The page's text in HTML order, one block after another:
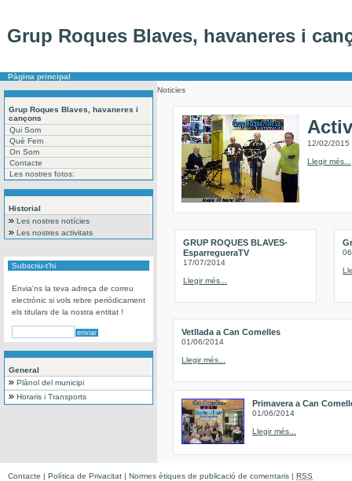
Grup Roques Blaves, havaneres i
Pàgina principal
Grup Roques Blaves, havaneres i
cançons
Qui Som
Què Fem
On Som
Contacte
Les nostres fotos:
Historial
Les nostres notícies
Les nostres activitats
Subscriu-t'hi
Envia'ns la teva adreça de correu
electrònic si vols rebre periòdicament
els titulars de la nostra entitat !
General
Plànol del municipi
Horaris i Transports
Noticies
12/02/2015
Llegir més...
GRUP ROQUES BLAVES-
EsparregueraTV
17/07/2014
Llegir més...
Vetllada a Can Comelles
01/06/2014
Llegir més...
Primavera a Can
01/06/2014
Llegir més...
Contacte | Política de Privacitat | Normes ètiques de publicació de comentaris | RSS